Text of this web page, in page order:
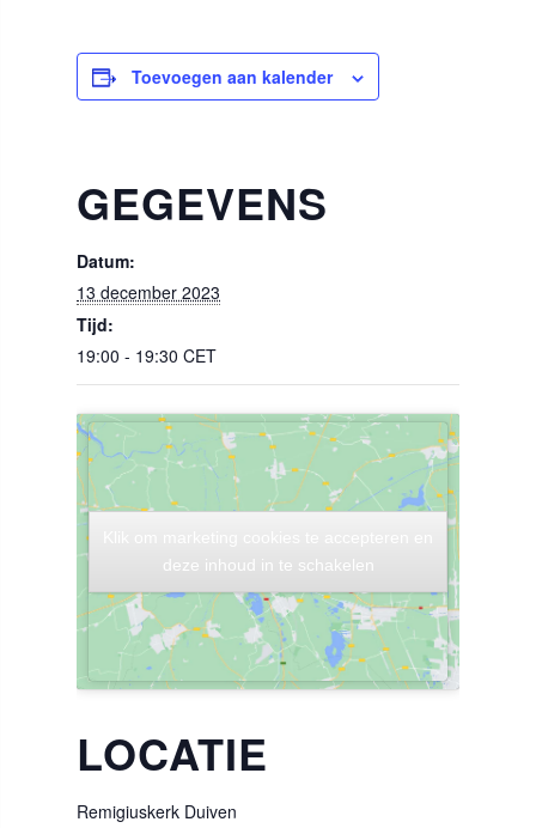
Toevoegen aan kalender
GEGEVENS
Datum:
13 december 2023
Tijd:
19:00 - 19:30 CET
LOCATIE
Remigiuskerk Duiven
deze inhoud in te schakelen
deze inhoud in te schakelen